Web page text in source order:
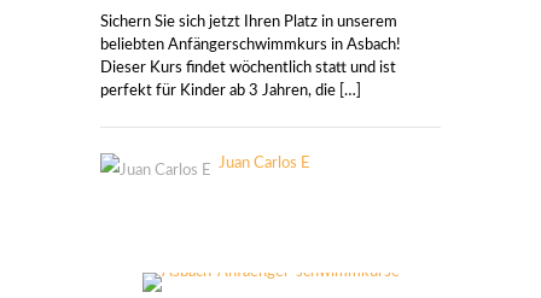
Sichern Sie sich jetzt Ihren Platz in unserem
beliebten Anfängerschwimmkurs in Asbach!
Dieser Kurs findet wöchentlich statt und ist
perfekt für Kinder ab 3 Jahren, die […]
Juan Carlos E